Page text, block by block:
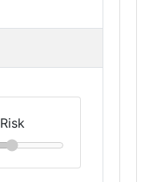
Risk